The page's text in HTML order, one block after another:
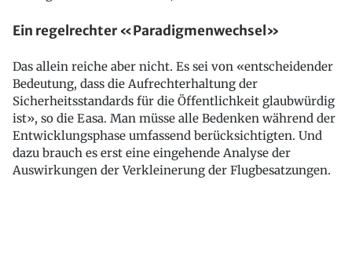
Ein regelrechter «Paradigmenwechsel»
Das allein reiche aber nicht. Es sei von «entscheidender
Bedeutung, dass die Aufrechterhaltung der
Sicherheitsstandards für die Öffentlichkeit glaubwürdig
ist», so die Easa. Man müsse alle Bedenken während der
Entwicklungsphase umfassend berücksichtigten. Und
dazu brauch es erst eine eingehende Analyse der
Auswirkungen der Verkleinerung der Flugbesatzungen.